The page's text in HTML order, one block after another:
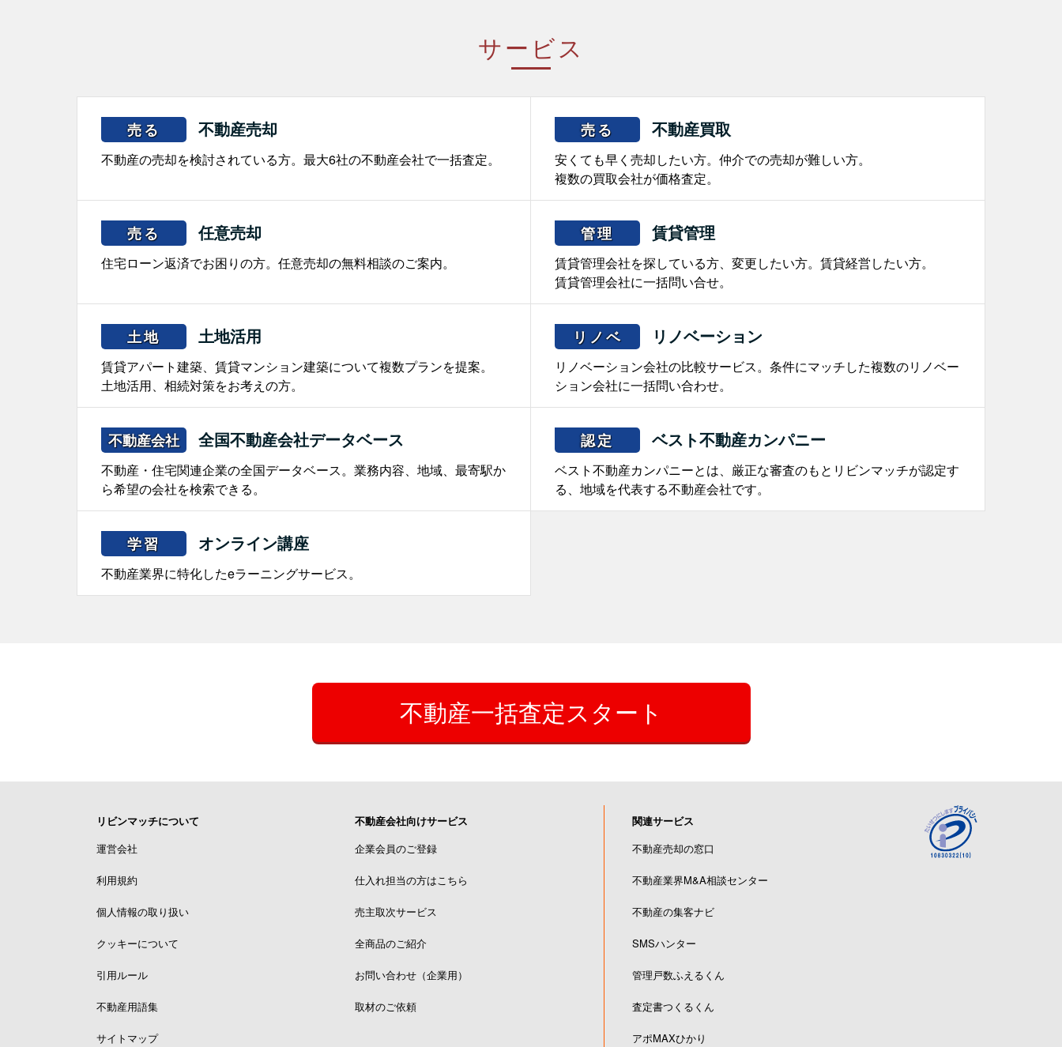
サービス
売る 不動産売却
不動産の売却を検討されている方。最大6社の不動産会社で一括査定。
売る 不動産買取
安くても早く売却したい方。仲介での売却が難しい方。
複数の買取会社が価格査定。
売る 任意売却
住宅ローン返済でお困りの方。任意売却の無料相談のご案内。
管理 賃貸管理
賃貸管理会社を探している方、変更したい方。賃貸経営したい方。
賃貸管理会社に一括問い合せ。
土地 土地活用
賃貸アパート建築、賃貸マンション建築について複数プランを提案。
土地活用、相続対策をお考えの方。
リノベ リノベーション
リノベーション会社の比較サービス。条件にマッチした複数のリノベー
ション会社に一括問い合わせ。
不動産会社 全国不動産会社データベース
不動産・住宅関連企業の全国データベース。業務内容、地域、最寄駅か
ら希望の会社を検索できる。
認定 ベスト不動産カンパニー
ベスト不動産カンパニーとは、厳正な審査のもとリビンマッチが認定す
る、地域を代表する不動産会社です。
学習 オンライン講座
不動産業界に特化したeラーニングサービス。
不動産一括査定スタート
リビンマッチについて
運営会社
利用規約
個人情報の取り扱い
クッキーについて
引用ルール
不動産用語集
サイトマップ
不動産会社向けサービス
企業会員のご登録
仕入れ担当の方はこちら
売主取次サービス
全商品のご紹介
お問い合わせ（企業用）
取材のご依頼
関連サービス
不動産売却の窓口
不動産業界M&A相談センター
不動産の集客ナビ
SMSハンター
管理戸数ふえるくん
査定書つくるくん
アポMAXひかり